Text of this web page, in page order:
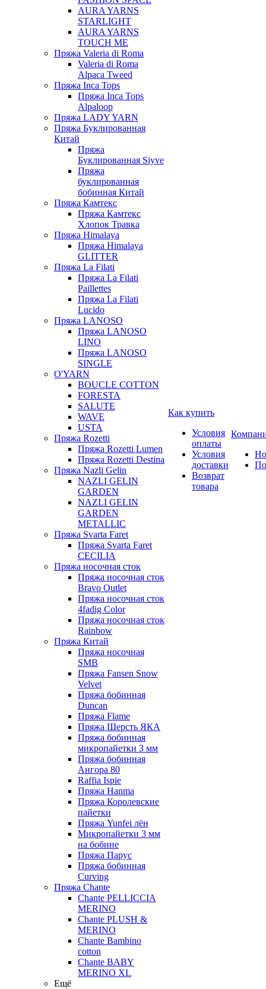
AURA YARNS
STARLIGHT
AURA YARNS
TOUCH ME
Пряжа Valeria di Roma
Valeria di Roma
Alpaca Tweed
Пряжа Inca Tops
Пряжа Inca Tops
Alpaloop
Пряжа LADY YARN
Пряжа Буклированная
Китай
Пряжа
Буклированная Siyve
Пряжа
буклированная
бобинная Китай
Пряжа Камтекс
Пряжа Камтекс
Хлопок Травка
Пряжа Himalaya
Пряжа Himalaya
GLITTER
Пряжа La Filati
Пряжа La Filati
Paillettes
Пряжа La Filati
Lucido
Пряжа LANOSO
Пряжа LANOSO
LINO
Пряжа LANOSO
SINGLE
O'YARN
BOUCLE COTTON
FORESTA
SALUTE
WAVE
USTA
Пряжа Rozetti
Пряжа Rozetti Lumen
Пряжа Rozetti Destina
Пряжа Nazli Gelin
NAZLI GELIN
GARDEN
NAZLI GELIN
GARDEN
METALLIC
Пряжа Svarta Faret
Пряжа Svarta Faret
CECILIA
Пряжа носочная сток
Пряжа носочная сток
Bravo Outlet
Пряжа носочная сток
4fadig Color
Пряжа носочная сток
Rainbow
Пряжа Китай
Пряжа носочная
SMB
Пряжа Fansen Snow
Velvet
Пряжа бобинная
Duncan
Пряжа Flame
Пряжа Шерсть ЯКА
Пряжа бобинная
микропайетки 3 мм
Пряжа бобинная
Ангора 80
Raffia Ispie
Пряжа Hanma
Пряжа Королевские
пайетки
Пряжа Yunfei лён
Микропайетки 3 мм
на бобине
Пряжа Парус
Пряжа бобинная
Curving
Пряжа Chante
Chante PELLICCIA
MERINO
Chante PLUSH &
MERINO
Chante Bambino
cotton
Chante BABY
MERINO XL
Ещё
Как купить
Условия
оплаты
Условия
доставки
Возврат
товара